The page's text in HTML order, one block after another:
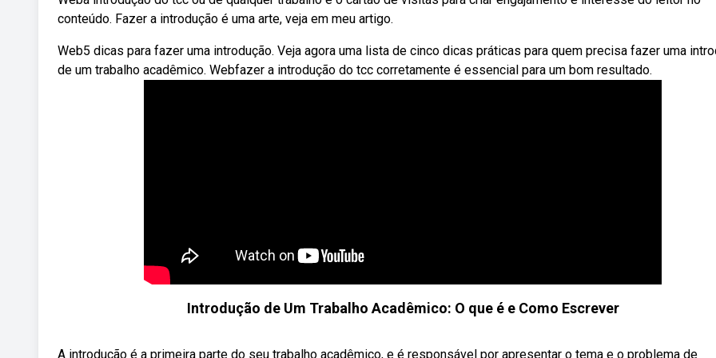
conteúdo. Fazer a introdução é uma arte, veja em meu artigo.
Web5 dicas para fazer uma introdução. Veja agora uma lista de cinco dicas práticas para quem precisa fazer uma
de um trabalho acadêmico. Webfazer a introdução do tcc corretamente é essencial para um bom resultado.
Introdução de Um Trabalho Acadêmico: O que é e Como Escrever
A introdução é a primeira parte do seu trabalho acadêmico, e é responsável por apresentar o tema e o problema de